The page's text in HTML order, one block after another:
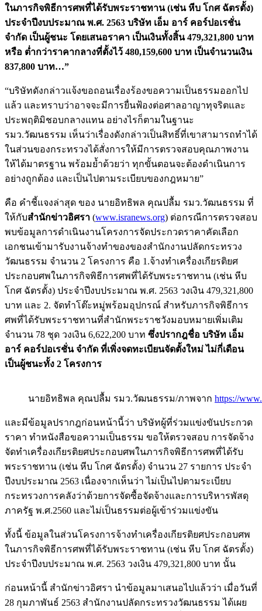
ในภารกิจพิธีการศพที่ได้รับพระราชทาน (เช่น หีบ โกศ ฉัตรตั้ง)
ประจำปีงบประมาณ พ.ศ. 2563 บริษัท เอ็ม อาร์ คอร์ปอเรชั่น
จำกัด เป็นผู้ชนะ โดยเสนอราคา เป็นเงินทั้งสิ้น 479,321,800 บาท
หรือ ต่ำกว่าราคากลางที่ตั้งไว้ 480,159,600 บาท เป็นจำนวนเงิน
837,800 บาท…”
“บริษัทดังกล่าวแจ้งขอถอนเรื่องร้องขอความเป็นธรรมออกไป
แล้ว และทราบว่าอาจจะมีการยื่นฟ้องต่อศาลอาญาทุจริตและ
ประพฤติมิชอบกลางแทน อย่างไรก็ตามในฐานะ
รมว.วัฒนธรรม เห็นว่าเรื่องดังกล่าวเป็นสิทธิ์ที่เขาสามารถทำได้
ในส่วนของกระทรวงได้สั่งการให้มีการตรวจสอบคุณภาพงาน
ให้ได้มาตรฐาน พร้อมย้ำด้วยว่า ทุกขั้นตอนจะต้องดำเนินการ
อย่างถูกต้อง และเป็นไปตามระเบียบของกฎหมาย”
คือ คำชี้แจงล่าสุด ของ นายอิทธิพล คุณปลื้ม รมว.วัฒนธรรม ที่
ให้กับสำนักข่าวอิศรา (www.isranews.org) ต่อกรณีการตรวจสอบ
พบข้อมูลการดำเนินงานโครงการจัดประกวดราคาคัดเลือก
เอกชนเข้ามารับงานจ้างทำของของสำนักงานปลัดกระทรวง
วัฒนธรรม จำนวน 2 โครงการ คือ 1.จ้างทำเครื่องเกียรติยศ
ประกอบศพในภารกิจพิธีการศพที่ได้รับพระราชทาน (เช่น หีบ
โกศ ฉัตรตั้ง) ประจำปีงบประมาณ พ.ศ. 2563 วงเงิน 479,321,800
บาท และ 2. จัดทำโต๊ะหมู่พร้อมอุปกรณ์ สำหรับภารกิจพิธีการ
ศพที่ได้รับพระราชทานที่สำนักพระราชวังมอบหมายเพิ่มเติม
จำนวน 78 ชุด วงเงิน 6,622,200 บาท ซึ่งปรากฎชื่อ บริษัท เอ็ม
อาร์ คอร์ปอเรชั่น จำกัด ที่เพิ่งจดทะเบียนจัดตั้งใหม่ ไม่กี่เดือน
เป็นผู้ชนะทั้ง 2 โครงการ
นายอิทธิพล คุณปลื้ม รมว.วัฒนธรรม/ภาพจาก https://
และมีข้อมูลปรากฎก่อนหน้านี้ว่า บริษัทผู้ที่ร่วมแข่งขันประกวด
ราคา ทำหนังสือขอความเป็นธรรม ขอให้ตรวจสอบ การจัดจ้าง
จัดทำเครื่องเกียรติยศประกอบศพในภารกิจพิธีการศพที่ได้รับ
พระราชทาน (เช่น หีบ โกศ ฉัตรตั้ง) จำนวน 27 รายการ ประจำ
ปีงบประมาณ 2563 เนื่องจากเห็นว่า ไม่เป็นไปตามระเบียบ
กระทรวงการคลังว่าด้วยการจัดซื้อจัดจ้างและการบริหารพัสดุ
ภาครัฐ พ.ศ.2560 และไม่เป็นธรรมต่อผู้เข้าร่วมแข่งขัน
ทั้งนี้ ข้อมูลในส่วนโครงการจ้างทำเครื่องเกียรติยศประกอบศพ
ในภารกิจพิธีการศพที่ได้รับพระราชทาน (เช่น หีบ โกศ ฉัตรตั้ง)
ประจำปีงบประมาณ พ.ศ. 2563 วงเงิน 479,321,800 บาท นั้น
ก่อนหน้านี้ สำนักข่าวอิศรา นำข้อมูลมาเสนอไปแล้วว่า เมื่อวันที่
28 กุมภาพันธ์ 2563 สำนักงานปลัดกระทรวงวัฒนธรรม ได้เผย